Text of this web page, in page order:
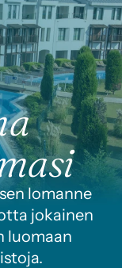
lomanne
jokainen
luomaan